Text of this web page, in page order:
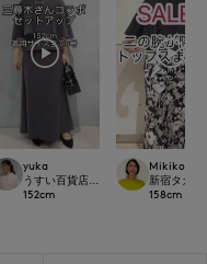
yuka
うすい百貨店SUPERIOR CLOSET
152cm
Mikiko
新宿タカシ
158cm